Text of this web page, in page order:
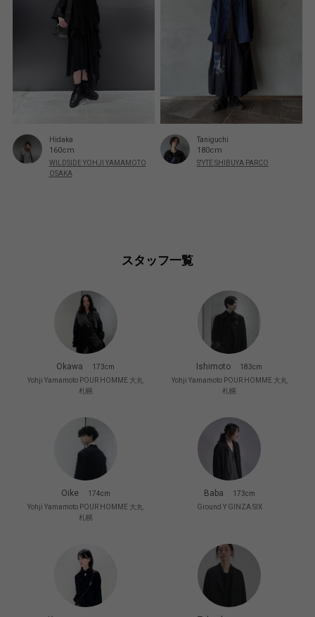
Hidaka
160cm
WILDSIDE YOHJI YAMAMOTO
OSAKA
Taniguchi
180cm
S'YTE SHIBUYA PARCO
スタッフ一覧
Okawa
173cm
Yohji Yamamoto POUR HOMME 大丸
札幌
Ishimoto
183cm
Yohji Yamamoto POUR HOMME 大丸
札幌
Oike
174cm
Yohji Yamamoto POUR HOMME 大丸
札幌
Baba
173cm
Ground Y GINZA SIX